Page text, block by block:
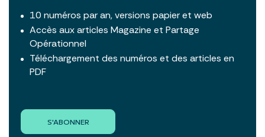
10 numéros par an, versions papier et web
Accès aux articles Magazine et Partage
Opérationnel
Téléchargement des numéros et des articles en
PDF
S'ABONNER